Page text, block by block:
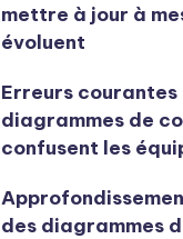
mettre à jour à
évoluent
Erreurs courantes
diagrammes de
confusent les
des diagrammes